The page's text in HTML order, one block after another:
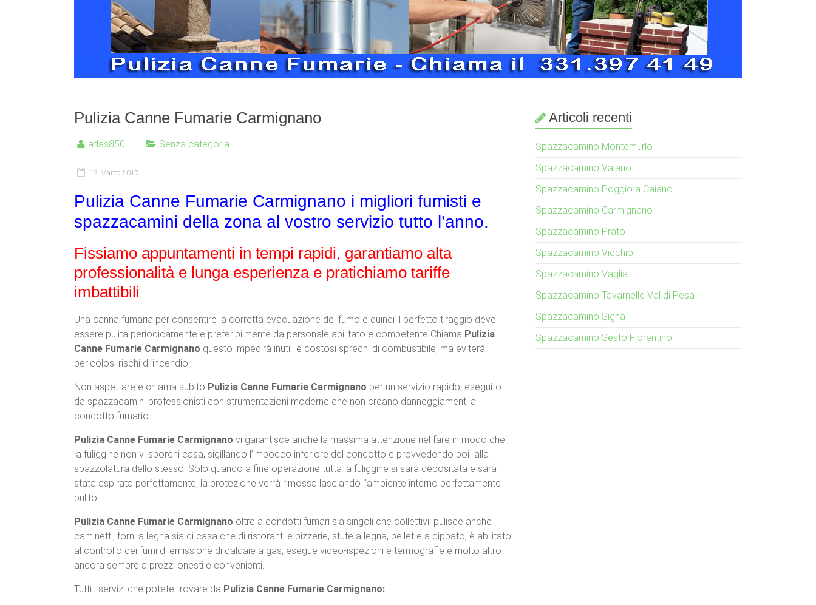
Pulizia Canne Fumarie Carmignano
atlas850 Senza categoria
12 Marzo 2017
Pulizia Canne Fumarie Carmignano i migliori fumisti e
spazzacamini della zona al vostro servizio tutto l’anno.
Fissiamo appuntamenti in tempi rapidi, garantiamo alta
professionalità e lunga esperienza e pratichiamo tariffe
imbattibili
Una canna fumaria per consentire la corretta evacuazione del fumo e quindi il perfetto tiraggio deve
essere pulita periodicamente e preferibilmente da personale abilitato e competente Chiama Pulizia
Canne Fumarie Carmignano questo impedirà inutili e costosi sprechi di combustibile, ma eviterà
pericolosi rischi di incendio
Non aspettare e chiama subito Pulizia Canne Fumarie Carmignano per un servizio rapido, eseguito
da spazzacamini professionisti con strumentazioni moderne che non creano danneggiamenti al
condotto fumario.
Pulizia Canne Fumarie Carmignano vi garantisce anche la massima attenzione nel fare in modo che
la fuliggine non vi sporchi casa, sigillando l’imbocco inferiore del condotto e provvedendo poi alla
spazzolatura dello stesso. Solo quando a fine operazione tutta la fuliggine si sarà depositata e sarà
stata aspirata perfettamente, la protezione verrà rimossa lasciando l’ambiente interno perfettamente
pulito.
Pulizia Canne Fumarie Carmignano oltre a condotti fumari sia singoli che collettivi, pulisce anche
caminetti, forni a legna sia di casa che di ristoranti e pizzerie, stufe a legna, pellet e a cippato, è abilitato
al controllo dei fumi di emissione di caldaie a gas, esegue video-ispezioni e termografie e molto altro
ancora sempre a prezzi onesti e convenienti.
Tutti i servizi che potete trovare da Pulizia Canne Fumarie Carmignano:
Articoli recenti
Spazzacamino Montemurlo
Spazzacamino Vaiano
Spazzacamino Poggio a Caiano
Spazzacamino Carmignano
Spazzacamino Prato
Spazzacamino Vicchio
Spazzacamino Vaglia
Spazzacamino Tavarnelle Val di Pesa
Spazzacamino Signa
Spazzacamino Sesto Fiorentino